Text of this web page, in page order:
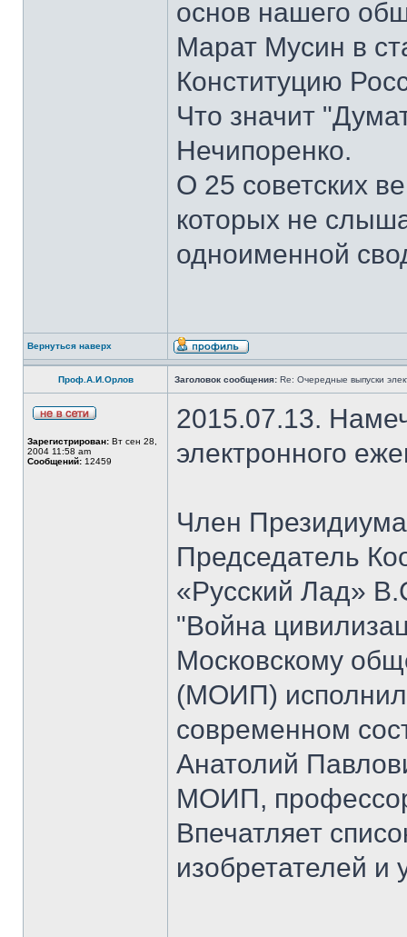
основ нашего
Марат Мусин в
Конституцию
Что значит
Нечипоренко.
О 25 советских
которых не
одноименной
Вернуться наверх
Проф.А.И.Орлов Заголовок сообщения: Re: Очередные выпуски
Зарегистрирован: Вт сен 28,
2004 11:58 am
Сообщений: 12459
2015.07.13.
электронного
Член
Председатель
«Русский Лад»
"Война
Московскому
(МОИП)
современном
Анатолий
МОИП,
Впечатляет
изобретателей и